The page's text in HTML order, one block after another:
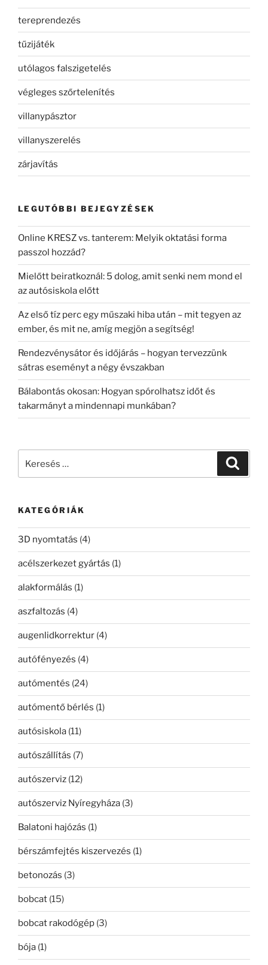
tereprendezés
tűzijáték
utólagos falszigetelés
végleges szőrtelenítés
villanypásztor
villanyszerelés
zárjavítás
LEGUTÓBBI BEJEGYZÉSEK
Online KRESZ vs. tanterem: Melyik oktatási forma
passzol hozzád?
Mielőtt beiratkoznál: 5 dolog, amit senki nem mond el
az autósiskola előtt
Az első tíz perc egy műszaki hiba után – mit tegyen az
ember, és mit ne, amíg megjön a segítség!
Rendezvénysátor és időjárás – hogyan tervezzünk
sátras eseményt a négy évszakban
Bálabontás okosan: Hogyan spórolhatsz időt és
takarmányt a mindennapi munkában?
KATEGÓRIÁK
3D nyomtatás (4)
acélszerkezet gyártás (1)
alakformálás (1)
aszfaltozás (4)
augenlidkorrektur (4)
autófényezés (4)
autómentés (24)
autómentő bérlés (1)
autósiskola (11)
autószállítás (7)
autószerviz (12)
autószerviz Nyíregyháza (3)
Balatoni hajózás (1)
bérszámfejtés kiszervezés (1)
betonozás (3)
bobcat (15)
bobcat rakodógép (3)
bója (1)